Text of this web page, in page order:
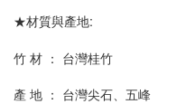
★材質與產地:
竹 材 ： 台灣桂竹
產 地 ： 台灣尖石、五峰